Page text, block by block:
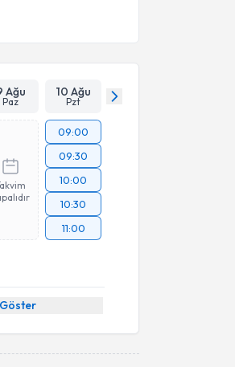
Ağu
Paz
10 Ağu
Pzt
09:00
09:30
10:00
10:30
11:00